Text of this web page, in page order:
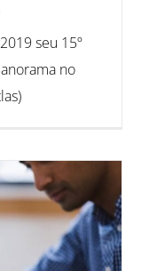
seu 15º
no